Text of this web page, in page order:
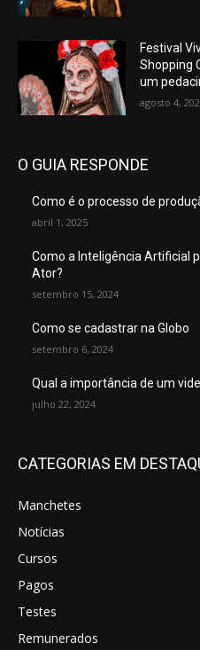
Festival
Shopping
um
agosto 4,
O GUIA RESPONDE
Como é o processo de
abril 1, 2025
Como a Inteligência Artificial
Ator?
setembro 15, 2024
Como se cadastrar na Globo
setembro 6, 2024
Qual a importância de um
julho 22, 2024
CATEGORIAS EM
Manchetes
Notícias
Cursos
Pagos
Testes
Remunerados